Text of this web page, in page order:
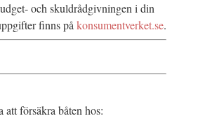
och skuldrådgivningen i din
finns på konsumentverket.se.
försäkra båten hos: